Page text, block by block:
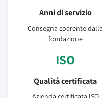
Anni di servizio
Consegna coerente dalla
fondazione
ISO
Qualità certificata